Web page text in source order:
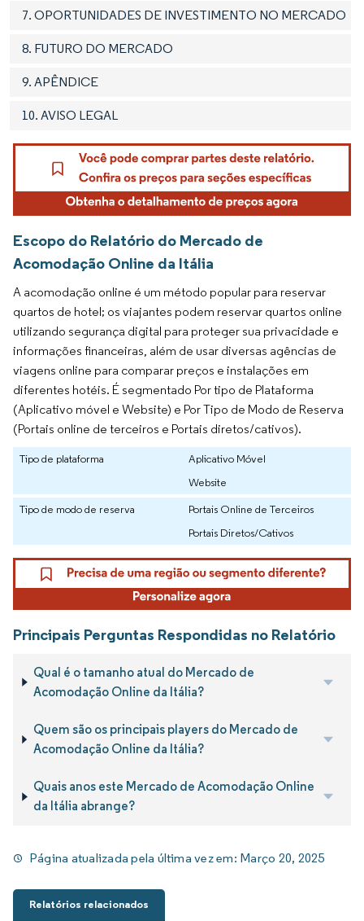
7. OPORTUNIDADES DE INVESTIMENTO NO MERCADO
8. FUTURO DO MERCADO
9. APÊNDICE
10. AVISO LEGAL
Escopo do Relatório do Mercado de
Acomodação Online da Itália
A acomodação online é um método popular para reservar
quartos de hotel; os viajantes podem reservar quartos online
utilizando segurança digital para proteger sua privacidade e
informações financeiras, além de usar diversas agências de
viagens online para comparar preços e instalações em
diferentes hotéis. É segmentado Por tipo de Plataforma
(Aplicativo móvel e Website) e Por Tipo de Modo de Reserva
(Portais online de terceiros e Portais diretos/cativos).
Tipo de plataforma
Aplicativo Móvel
Website
Tipo de modo de reserva
Portais Online de Terceiros
Portais Diretos/Cativos
Principais Perguntas Respondidas no Relatório
Qual é o tamanho atual do Mercado de
Acomodação Online da Itália?
Quem são os principais players do Mercado de
Acomodação Online da Itália?
Quais anos este Mercado de Acomodação Online
da Itália abrange?
Página atualizada pela última vez em: Março 20, 2025
Relatórios relacionados